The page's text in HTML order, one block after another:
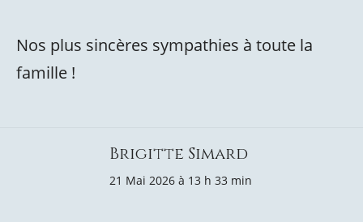
Nos plus sincères sympathies à toute la
famille !
Brigitte Simard
21 Mai 2026 à 13 h 33 min